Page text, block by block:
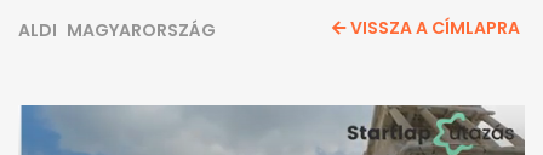
ALDI MAGYARORSZÁG VISSZA A CÍMLAPRA